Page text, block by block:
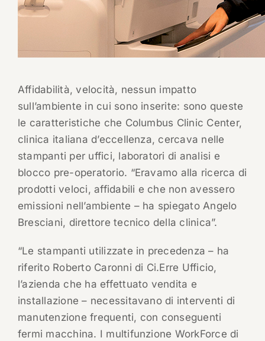
Affidabilità, velocità, nessun impatto
sull’ambiente in cui sono inserite: sono queste
le caratteristiche che Columbus Clinic Center,
clinica italiana d’eccellenza, cercava nelle
stampanti per uffici, laboratori di analisi e
blocco pre-operatorio. “Eravamo alla ricerca di
prodotti veloci, affidabili e che non avessero
emissioni nell’ambiente – ha spiegato Angelo
Bresciani, direttore tecnico della clinica”.
“Le stampanti utilizzate in precedenza – ha
riferito Roberto Caronni di Ci.Erre Ufficio,
l’azienda che ha effettuato vendita e
installazione – necessitavano di interventi di
manutenzione frequenti, con conseguenti
fermi macchina. I multifunzione WorkForce di